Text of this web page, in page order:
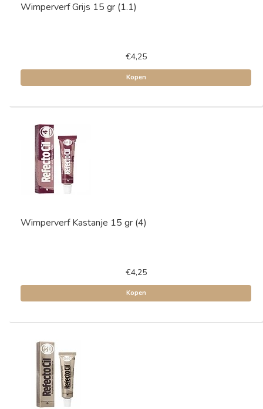
Wimperverf Grijs 15 gr (1.1)
€4,25
Kopen
Wimperverf Kastanje 15 gr (4)
€4,25
Kopen